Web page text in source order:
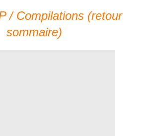
/ Compilations (retour
sommaire)